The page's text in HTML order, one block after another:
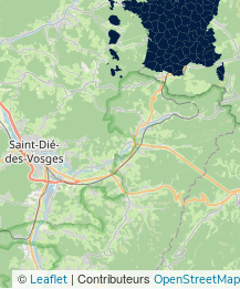
© Leaflet | Contributeurs OpenStreetMap